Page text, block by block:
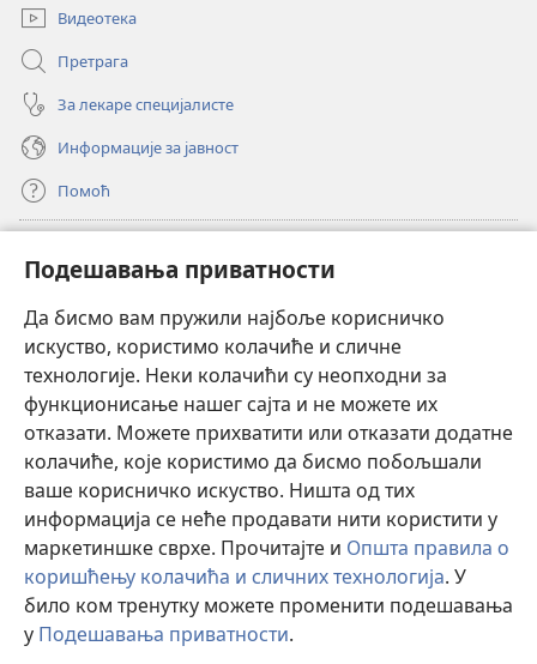
Подешавања приватности
Да бисмо вам пружили најбоље корисничко
искуство, користимо колачиће и сличне
технологије. Неки колачићи су неопходни за
функционисање нашег сајта и не можете их
отказати. Можете прихватити или отказати додатне
колачиће, које користимо да бисмо побољшали
ваше корисничко искуство. Ништа од тих
информација се неће продавати нити користити у
маркетиншке сврхе. Прочитајте и Општа правила о
коришћењу колачића и сличних технологија. У
било ком тренутку можете променити подешавања
у Подешавања приватности.
Видеотека
Претрага
За лекаре специјалисте
Информације за јавност
Помоћ
(отвара
нови
прозор)ОНЛАЈН БИБЛИОТЕКА Watchtower
(отвара
нови
прозор)JW Hub®
(отвара
нови
прозор)JW Library
Watchtower Library ®
Copyright© 2026 Watch Tower Bible and Tract Society of Pennsylvania.
ПРАВИЛА КОРИШЋЕЊА|ПРИВАТНОСТ
ПРИВАТНОСТИ